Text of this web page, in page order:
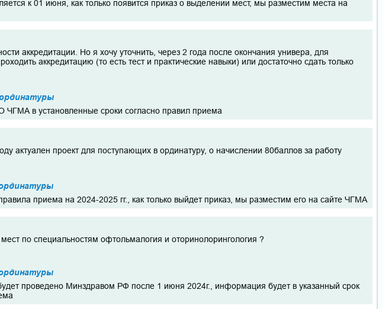
к 01 июня, как только появится приказ о выделении мест, мы разместим места на
аккредитации. Но я хочу уточнить, через 2 года после окончания универа, для
аккредитацию (то есть тест и практические навыки) или достаточно сдать только
ЧГМА в установленные сроки согласно правил приема
актуален проект для поступающих в ординатуру, о начислении 80баллов за работу
приема на 2024-2025 гг., как только выйдет приказ, мы разместим его на сайте ЧГМА
по специальностям офтольмалогия и оторинолорингология ?
проведено Минздравом РФ после 1 июня 2024г., информация будет в указанный срок